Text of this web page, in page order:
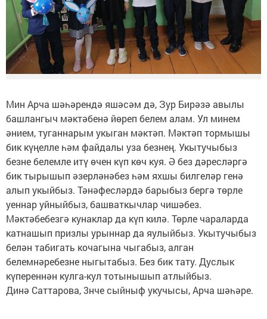
Мин Арча шәһәрендә яшәсәм дә, Зур Бирәзә авылы
башлангыч мәктәбенә йөреп белем алам. Ул минем
әнием, туганнарым укыган мәктәп. Мәктәп тормышы
бик күңелле һәм файдалы уза безнең. Укытучыбыз
безне белемле итү өчен күп көч куя. Ә без дәресләргә
бик тырышып әзерләнәбез һәм яхшы билгеләр генә
алып укыйбыз. Тәнәфесләрдә барыбыз бергә төрле
уеннар уйныйбыз, башваткычлар чишәбез.
Мәктәбебезгә кунаклар да күп килә. Төрле чараларда
катнашып призлы урыннар да яулыйбыз. Укытучыбыз
белән табигать кочагына чыгабыз, алган
белемнәребезне ныгытабыз. Без бик тату. Дуслык
күпереннән кулга-кул тотынышып атлыйбыз.
Динә Саттарова, 3нче сыйныф укучысы, Арча шәһәре.